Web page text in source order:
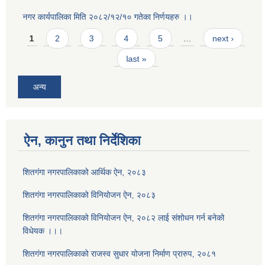
नगर कार्यपालिका मिति २०८२/१२/१० गतेका निर्णयहरु ।।
Pages
1 2 3 4 5 … next ›
last »
अन्य
ऐन, कानुन तथा निर्देशिका
शितगंगा नगरपालिकाको आर्थिक ऐन, २०८३
शितगंगा नगरपालिकाको विनियोजन ऐन, २०८३
शितगंगा नगरपालिकाको विनियोजन ऐन, २०८२ लाई संशोधन गर्न बनेको
विधेयक ।।।
शितगंगा नगरपालिकाको राजस्व सुधार योजना निर्माण प्रारुप, २०८१